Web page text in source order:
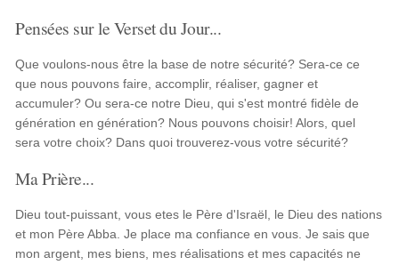
Pensées sur le Verset du Jour...
Que voulons-nous être la base de notre sécurité? Sera-ce ce
que nous pouvons faire, accomplir, réaliser, gagner et
accumuler? Ou sera-ce notre Dieu, qui s'est montré fidèle de
génération en génération? Nous pouvons choisir! Alors, quel
sera votre choix? Dans quoi trouverez-vous votre sécurité?
Ma Prière...
Dieu tout-puissant, vous etes le Père d'Israël, le Dieu des nations
et mon Père Abba. Je place ma confiance en vous. Je sais que
mon argent, mes biens, mes réalisations et mes capacités ne